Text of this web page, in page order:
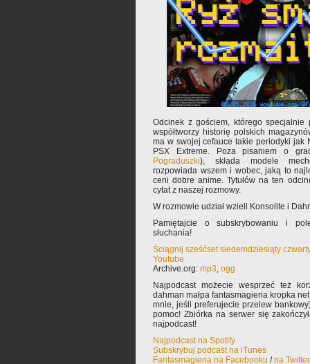
Odcinek z gościem, którego
współtworzy historię polskich
ma w swojej cefauce takie periodyki jak
PSX Extreme. Poza pisaniem o
Pograduszki), składa modele
rozpowiada wszem i wobec, jaką to
ceni dobre anime. Tytułów na ten
cytat z naszej rozmowy.
W rozmowie udział wzieli Konsolite i
Pamiętajcie o subskrybowaniu i
słuchania!
Ściągnij sześćset siedemdziesiąty
Youtube
Archive.org: mp3, ogg
Najpodcast możecie wesprzeć też
dahman małpa fantasmagieria kropka
mnie, jeśli preferujecie przelew
pomoc! Zbiórka na serwer się
najpodcast!
Najpodcast na Spotify
Subskrybuj podcast na iTunes
Fantasmagieria na Facebooku /na